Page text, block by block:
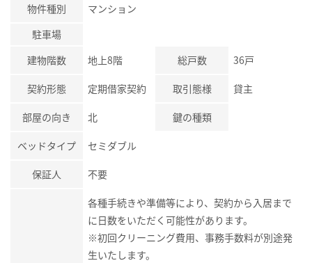
物件種別
マンション
駐車場
建物階数
地上8階 総戸数 36戸
契約形態 定期借家契約 取引態様 貸主
部屋の向き 北 鍵の種類
ベッドタイプ セミダブル
保証人 不要
各種手続きや準備等により、契約から入居まで
に日数をいただく可能性があります。
※初回クリーニング費用、事務手数料が別途発
生いたします。